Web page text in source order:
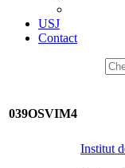
USJ
Contact
039OSVIM4
Institut